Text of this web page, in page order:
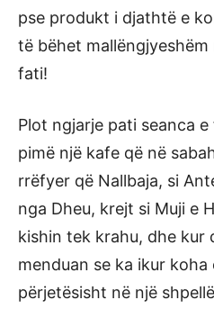
pse produkt i djathtë e
të bëhet
fati!
Plot ngjarje pati seanca
pimë një kafe që në
rrëfyer që Nallbaja, si
nga Dheu, krejt si Muji e
kishin tek krahu, dhe kur
menduan se ka ikur
përjetësisht në një